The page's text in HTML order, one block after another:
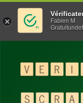
Fabien M